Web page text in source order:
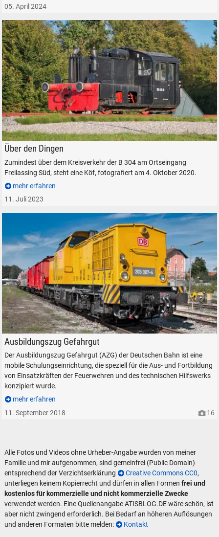
05. April 2024
Köf 100 493-6 trohnt über dem Kreisverkehr in Freilassing Süd.
Über den Dingen
Zumindest über dem Kreisverkehr der B 304 am Ortseingang
Freilassing Süd, steht eine Köf, fotografiert am 4. Oktober 2020.
mehr erfahren
11. Juli 2023
DB 203 307-4 mit dem Ausbildungszug am ehemaligen Betriebswerk.
Ausbildungszug Gefahrgut
Der Ausbildungszug Gefahrgut (AZG) der Deutschen Bahn ist eine
mobile Schulungseinrichtung, die speziell für die Aus- und Fortbildung
von Einsatzkräften der Feuerwehren und des technischen Hilfswerks
konzipiert wurde.
mehr erfahren
11. September 2018
16
Alle Fotos und Videos ohne Urheber-Angabe wurden von meiner
Familie und mir aufgenommen, sind gemeinfrei (Public Domain)
entsprechend der Verzichtserklärung
Creative Commons CC0,
unterliegen keinem Kopierrecht und dürfen in allen Formen frei und
kostenlos für kommerzielle und nicht kommerzielle Zwecke
verwendet werden. Eine Quellenangabe ATISBLOG.DE wäre schön, ist
aber nicht zwingend erforderlich. Bei Bedarf an höheren Auflösungen
und anderen Formaten bitte melden:
Kontakt
SUCHEN
Durchsuchen
alles
Suche ...
suchen